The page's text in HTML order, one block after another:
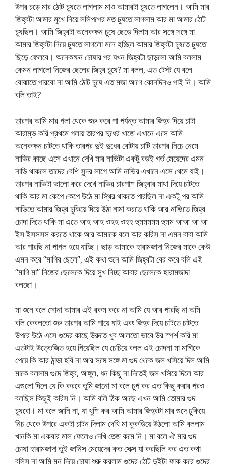
উপর চড়ে মার ঠোট চুষতে লাগলাম মাও আমারটা চুষতে লাগলেন। আমি মার
জিহ্বটা আমার মুখে নিয়ে ললিপপের মত চুষতে লাগলাম আর মা আমার ঠোট
চুষছিল। আমি জিহ্বটা অনেকক্ষন চুষে ছেড়ে দিলাম আর সঙ্গে সঙ্গে মা
আমার জিহ্বটা নিয়ে চুষতে লাগলো মনে হচ্ছিল আমার জিহ্বটা চুষতে চুষতে
ছিড়ে ফেলবে। অনেকক্ষন চোষার পর যখন জিহ্বটা ছাড়লো আমি বললাম
কেমন লাগলো নিজের ছেলের জিহ্ব চুষে? মা বলল, এত টেস্ট যে বলে
বোঝাতে পারবো না আমি ঠোট চুষে এত মজা আগে কোনদিনও পাই নি। আমি
বলি তাই?
তারপর আমি মার গলা থেকে শুরু করে পা পর্যন্ত আমার জিহ্ব দিয়ে চাটা
আরাম্ভ করি প্রথমে গলায় তারপর দুধের খাজে এখানে এসে আমি
অনেকক্ষন চাটতে থাকি তারপর দুই দুধের বোটায় চাটি তারপর নিচে নেমে
নাভির কাছে এসে এখানে দেখি মার নাভিটা একটু বড়ই গর্ত মেয়েদের এমন
নাভি থাকলে তাদের বেশি সুন্দর লাগে আমি নাভির এখানে এসে থেমে যাই।
তারপর নাভিটা ভালো করে দেখে নাভির চারপাশ জিহ্বার মাথা দিয়ে চাটতে
থাকি আর মা কেপে কেপে উঠে মা স্থির থাকতে পারছিল না একটু পর আমি
নাভিতে আমার জিহ্ব ঢুকিয়ে দিয়ে উঠা নামা করতে থাকি আর নাভিতে জিহ্ব
চোদা দিতে থাকি মা এতে আহ আহ ওহহ ওহহ হুমমমমম হুমম আআ আ আ
ইস ইসসসস করতে থাকে আর আমাকে বলে আর করিস না এমন বাবা আমি
আর পারছি না পাগল হয়ে যাচ্ছি। ছাড় আমাকে হারামজাদা নিজের মাকে কেউ
এমন করে “মাগির ছেলে”, এই কথা শুনে আমি জিহ্বটা বের করে বলি এই
“মাগি মা” নিজের ছেলেকে দিয়ে সুখ নিচ্ছ আবার ছেলেকে হারামজাদা
বলছো।
মা শুনে বলে সোনা আমার এই রকম করে না আমি যে আর পারছি না অমি
বলি কেবলতো শুরু তারপর আমি পায়ে যাই এবং জিহ্ব দিয়ে চাটতে চাটতে
উপরে উঠে এসে গুদের কাছে উরুতে খুব আলতো ভাবে উর স্পর্শ করি মা
এতটাই উত্তেজিত হয়ে গিয়েছিল যে চেচিয়ে বলল এই চোদনা মা মাগিকে
পেয়ে কি আর ঠান্ডা হবি না আর সঙ্গে সঙ্গে মা গুদ থেকে জল খসিয়ে দিল আমি
মাকে বললাম গুদে জিহ্ব, আঙ্গুল, ধন কিছু না দিতেই জল খসিয়ে দিলে আর
এগুলো দিলে যে কি করবে তুমি জানো মা বলে চুপ কর এত কিছু করার পরও
বলছিস কিছুই করিস নি। আমি বলি ঠিক আছে এখন আমি তোমার গুদ
চুষবো। মা বলে জানি না, যা খুশি কর আমি আমার জিহ্বটা মার গুদে ঢুকিয়ে
নিচ থেকে উপরে একটা চাটন দিলাম দেখি মা কুকড়িয়ে উঠলো আমি বললাম
খানকি মা একবার মাল ফেলেও দেখি তেজ কমে নি। মা বলে ঐ মার গুদ
চোষা হারামজাদা তুই জানিস মেয়েদের কত সেক্স যা করছিলি কর এত কথা
বলিস না আমি মন দিয়ে চোষা শুরু করলাম গুদের ঠোট দুইটা ফাক করে গুদের